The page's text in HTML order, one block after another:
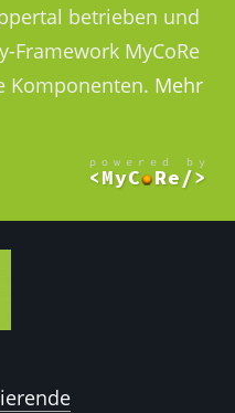
betrieben und
Framework MyCoRe
Komponenten. Mehr